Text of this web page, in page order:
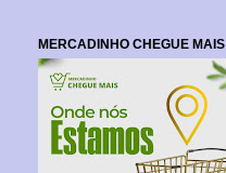
MERCADINHO CHEGUE MAIS